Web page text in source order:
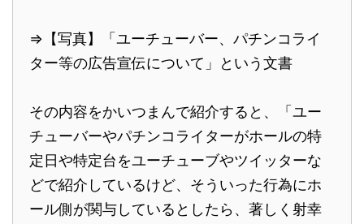
⇒【写真】「ユーチューバー、パチンコライ
ター等の広告宣伝について」という文書
その内容をかいつまんで紹介すると、「ユー
チューバーやパチンコライターがホールの特
定日や特定台をユーチューブやツイッターな
どで紹介しているけど、そういった行為にホ
ール側が関与しているとしたら、著しく射幸